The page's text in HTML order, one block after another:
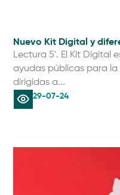
Nuevo Kit Digital y
Lectura 5'. El Kit Digital
ayudas públicas para
dirigidas a...
29-07-24